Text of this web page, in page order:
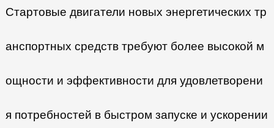
Стартовые двигатели новых энергетических тр
анспортных средств требуют более высокой м
ощности и эффективности для удовлетворени
я потребностей в быстром запуске и ускорении